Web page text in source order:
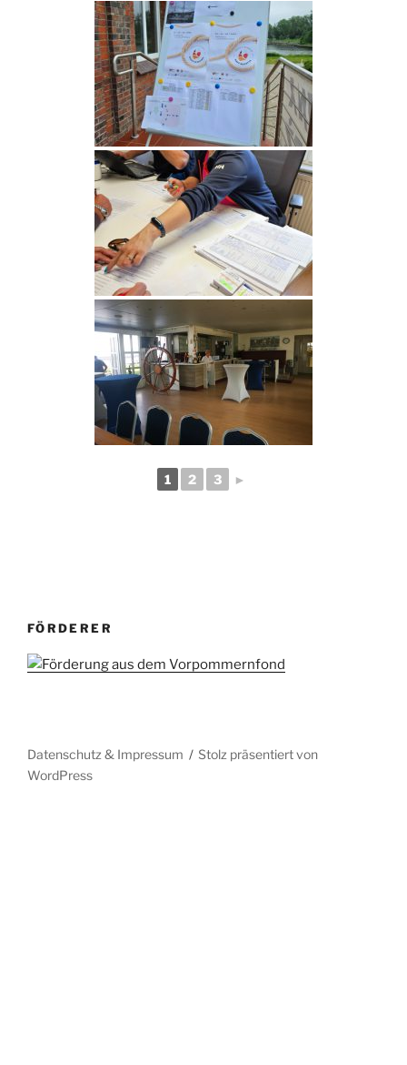
1 2 3 ►
FÖRDERER
Datenschutz & Impressum
Stolz präsentiert von
WordPress